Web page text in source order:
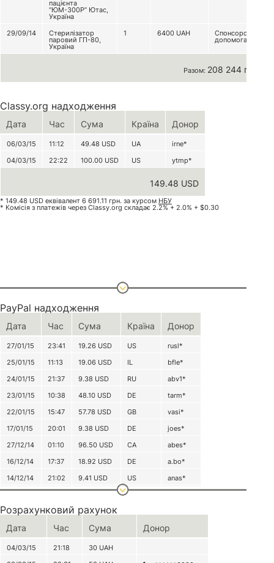
пацієнта
“ЮМ-300Р” Ютас,
Україна
29/09/14 Стерилізатор
паровий ГП-80,
Україна
1 6400 UAH Спонсорська
допомога
Разом: 208 244 грн
Classy.org надходження
Дата Час Сума Країна Донор
06/03/15 11:12 49.48 USD UA
irne*
04/03/15
22:22 100.00 USD US ytmp*
149.48 USD
* 149.48 USD еквівалент 6 691.11 грн. за курсом НБУ
* Комісія з платежів через Classy.org складає 2.2% + 2.0% + $0.30
PayPal надходження
Дата Час Сума Країна Донор
27/01/15 23:41 19.26 USD US
rusl*
25/01/15
11:13 19.06 USD IL
bfle*
24/01/15
21:37 9.38 USD RU
abv1*
23/01/15
10:38 48.10 USD DE
tarm*
22/01/15
15:47 57.78 USD GB
vasi*
17/01/15
20:01 9.38 USD DE
joes*
27/12/14
01:10 96.50 USD CA
abes*
16/12/14
17:37 18.92 USD DE
a.bo*
14/12/14
21:02 9.41 USD US
anas*
UA
288.45 USD
* 288.45 USD що на дату конвертації (03.03.2015) становило 7747.22 грн.
Розрахунковий рахунок
Дата Час Сума Донор
04/03/15 21:18 30 UAH